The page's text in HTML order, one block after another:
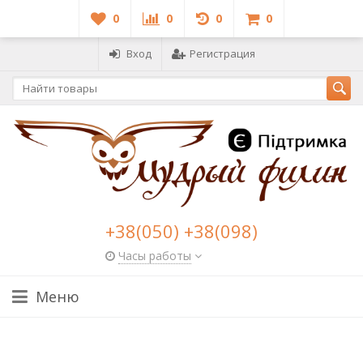
0 0 0 0
Вход Регистрация
+38(050) +38(098)
Часы работы
Меню